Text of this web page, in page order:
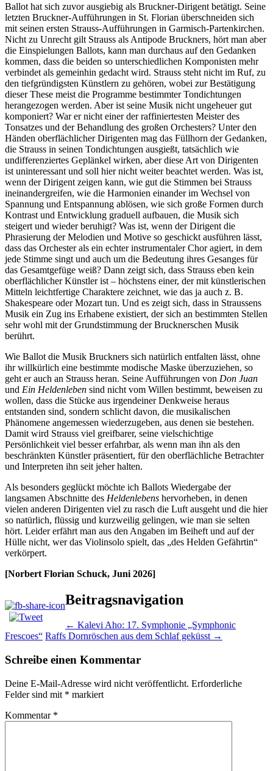
Ballot hat sich zuvor ausgiebig als Bruckner-Dirigent betätigt. Seine
letzten Bruckner-Aufführungen in St. Florian überschneiden sich
mit seinen ersten Strauss-Aufführungen in Garmisch-Partenkirchen.
Nicht zu Unrecht gilt Strauss als Antipode Bruckners, hört man aber
die Einspielungen Ballots, kann man durchaus auf den Gedanken
kommen, dass die beiden so unterschiedlichen Komponisten mehr
verbindet als gemeinhin gedacht wird. Strauss steht nicht im Ruf, zu
den tiefgründigsten Künstlern zu gehören, wobei zur Bestätigung
dieser These meist die Programme bestimmter Tondichtungen
herangezogen werden. Aber ist seine Musik nicht ungeheuer gut
komponiert? War er nicht einer der raffiniertesten Meister des
Tonsatzes und der Behandlung des großen Orchesters? Unter den
Händen oberflächlicher Dirigenten mag das Füllhorn der Gedanken,
die Strauss in seinen Tondichtungen ausgießt, tatsächlich wie
undifferenziertes Geplänkel wirken, aber diese Art von Dirigenten
ist uninteressant und soll hier nicht weiter beachtet werden. Was ist,
wenn der Dirigent zeigen kann, wie gut die Stimmen bei Strauss
ineinandergreifen, wie die Harmonien einander im Wechsel von
Spannung und Entspannung ablösen, wie sich große Formen durch
Kontrast und Entwicklung graduell aufbauen, die Musik sich
steigert und wieder beruhigt? Was ist, wenn der Dirigent die
Phrasierung der Melodien und Motive so geschickt ausführen lässt,
dass das Orchester als ein echter instrumentaler Chor agiert, in dem
jede Stimme singt und auch um die Bedeutung ihres Gesanges für
das Gesamtgefüge weiß? Dann zeigt sich, dass Strauss eben kein
oberflächlicher Künstler ist – höchstens einer, der mit künstlerischen
Mitteln leichtfertige Charaktere zeichnet, wie das ja auch z. B.
Shakespeare oder Mozart tun. Und es zeigt sich, dass in Straussens
Musik ein Zug ins Erhabene existiert, der sich an bestimmten Stellen
sehr wohl mit der Grundstimmung der Brucknerschen Musik
berührt.
Wie Ballot die Musik Bruckners sich natürlich entfalten lässt, ohne
ihr willkürlich eine bestimmte modische Maske überzuziehen, so
geht er auch an Strauss heran. Seine Aufführungen von Don Juan
und Ein Heldenleben sind nicht vom Willen bestimmt, beweisen zu
wollen, dass die Stücke aus irgendeiner Denkweise heraus
entstanden sind, sondern schlicht davon, die musikalischen
Phänomene angemessen wiederzugeben, aus denen sie bestehen.
Damit wird Strauss viel greifbarer, seine vielschichtige
Persönlichkeit viel besser erfahrbar, als wenn man ihn als den
beschränkten Künstler präsentiert, für den oberflächliche Betrachter
und Interpreten ihn seit jeher halten.
Als besonders geglückt möchte ich Ballots Wiedergabe der
langsamen Abschnitte des Heldenlebens hervorheben, in denen
vielen anderen Dirigenten viel zu rasch die Luft ausgeht und die hier
so natürlich, flüssig und kurzweilig gelingen, wie man sie selten
hört. Leider erfährt man aus den Angaben im Beiheft und auf der
Hülle nicht, wer das Violinsolo spielt, das „des Helden Gefährtin“
verkörpert.
[Norbert Florian Schuck, Juni 2026]
Beitragsnavigation
← Kalevi Aho: 17. Symphonie „Symphonic
Frescoes“ Raffs Dornröschen aus dem Schlaf geküsst →
Schreibe einen Kommentar
Deine E-Mail-Adresse wird nicht veröffentlicht. Erforderliche
Felder sind mit * markiert
Kommentar *